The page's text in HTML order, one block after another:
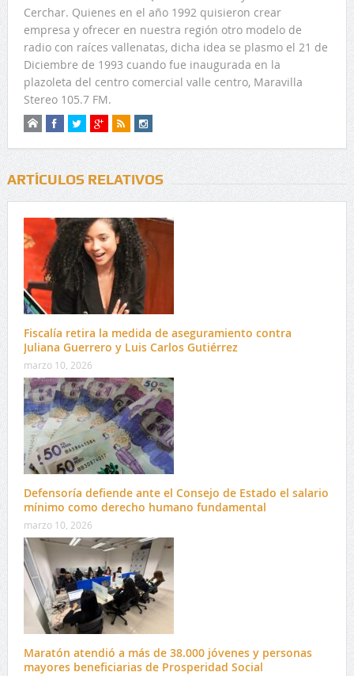
Cerchar. Quienes en el año 1992 quisieron crear
empresa y ofrecer en nuestra región otro modelo de
radio con raíces vallenatas, dicha idea se plasmo el 21 de
Diciembre de 1993 cuando fue inaugurada en la
plazoleta del centro comercial valle centro, Maravilla
Stereo 105.7 FM.
ARTÍCULOS RELATIVOS
Fiscalía retira la medida de aseguramiento contra
Juliana Guerrero y Luis Carlos Gutiérrez
marzo 10, 2026
Defensoría defiende ante el Consejo de Estado el salario
mínimo como derecho humano fundamental
marzo 10, 2026
Maratón atendió a más de 38.000 jóvenes y personas
mayores beneficiarias de Prosperidad Social